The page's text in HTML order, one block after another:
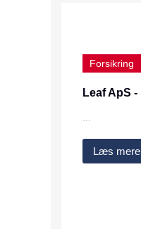
Forsikring
Leaf ApS -
...
Læs mere